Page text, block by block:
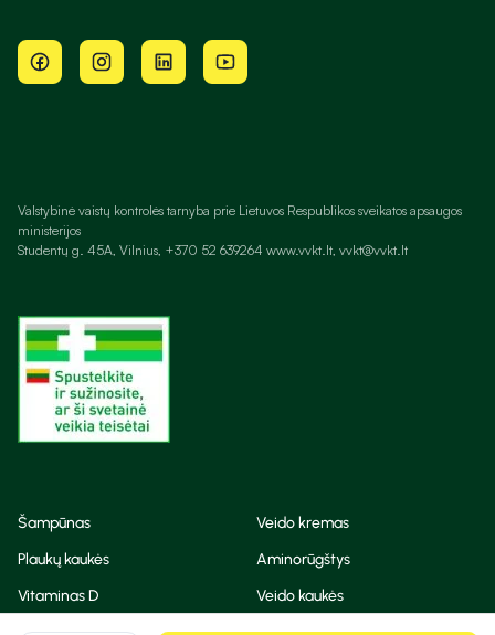
Valstybinė vaistų kontrolės tarnyba prie Lietuvos Respublikos sveikatos apsaugos
ministerijos
Studentų g. 45A, Vilnius, +370 52 639264 www.vvkt.lt, vvkt@vvkt.lt
Šampūnas
Veido kremas
Plaukų kaukės
Aminorūgštys
Vitaminas D
Veido kaukės